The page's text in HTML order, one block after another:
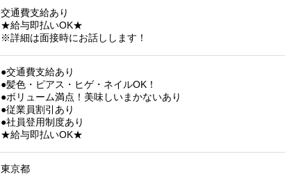
交通費支給あり
★給与即払いOK★
※詳細は面接時にお話しします！
●交通費支給あり
●髪色・ピアス・ヒゲ・ネイルOK！
●ボリューム満点！美味しいまかないあり
●従業員割引あり
●社員登用制度あり
★給与即払いOK★
東京都